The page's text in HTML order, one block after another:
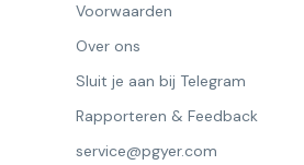
Voorwaarden
Over ons
Sluit je aan bij Telegram
Rapporteren & Feedback
service@pgyer.com